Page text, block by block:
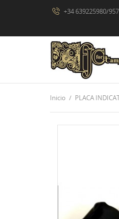
+34 639225980/
Inicio PLACA